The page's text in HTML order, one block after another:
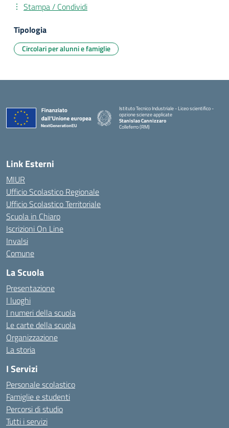
Stampa / Condividi
Tipologia
Circolari per alunni e famiglie
Istituto Tecnico Industriale - Liceo scientifico -
opzione scienze applicate
Stanislao Cannizzaro
Colleferro (RM)
Link Esterni
MIUR
Ufficio Scolastico Regionale
Ufficio Scolastico Territoriale
Scuola in Chiaro
Iscrizioni On Line
Invalsi
Comune
La Scuola
Presentazione
I luoghi
I numeri della scuola
Le carte della scuola
Organizzazione
La storia
I Servizi
Personale scolastico
Famiglie e studenti
Percorsi di studio
Tutti i servizi